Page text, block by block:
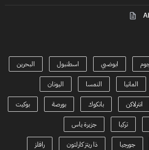
ابوضبي اسطنبول البحرين
المانيا النمسا اليونان
انترلاكن بانكوك بورصة بوكيت
تركيا جزيرة ياس
جورجيا ذا ريتز كارلتون رافلز